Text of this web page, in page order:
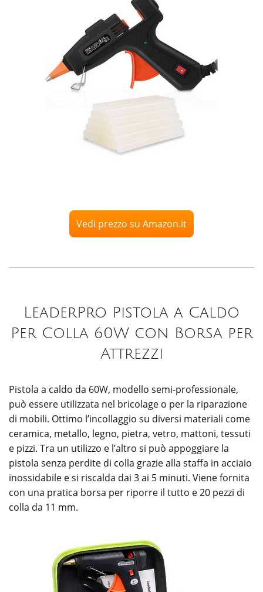
Vedi prezzo su Amazon.it
LeaderPro Pistola a Caldo
Per Colla 60W con Borsa per
Attrezzi
Pistola a caldo da 60W, modello semi-professionale,
può essere utilizzata nel bricolage o per la riparazione
di mobili. Ottimo l’incollaggio su diversi materiali come
ceramica, metallo, legno, pietra, vetro, mattoni, tessuti
e pizzi. Tra un utilizzo e l’altro si può appoggiare la
pistola senza perdite di colla grazie alla staffa in acciaio
inossidabile e si riscalda dai 3 ai 5 minuti. Viene fornita
con una pratica borsa per riporre il tutto e 20 pezzi di
colla da 11 mm.